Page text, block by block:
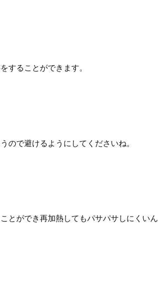
することができます。
ので避けるようにしてくださいね。
とができ再加熱してもパサパサしにくいん